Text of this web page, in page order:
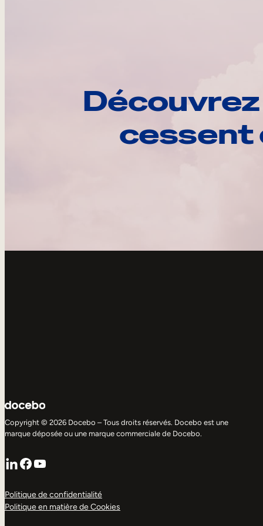
cessent
Copyright © 2026 Docebo – Tous droits réservés. Docebo est une
marque déposée ou une marque commerciale de Docebo.
LinkedIn
Facebook
YouTube
Politique de confidentialité
Politique en matière de Cookies